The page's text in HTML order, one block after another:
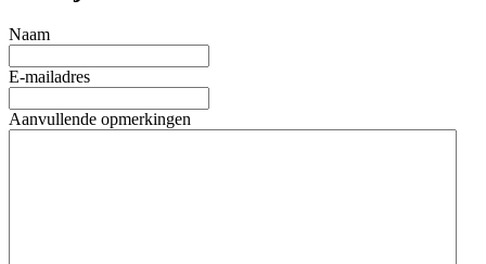
Naam
E-mailadres
Aanvullende opmerkingen